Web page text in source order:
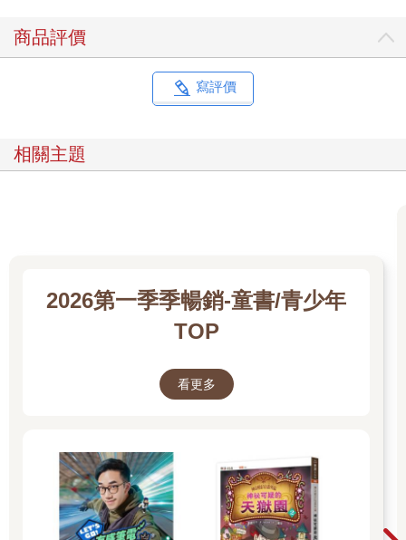
商品評價
寫評價
相關主題
2026第一季季暢銷-童書/青少年
TOP
看更多